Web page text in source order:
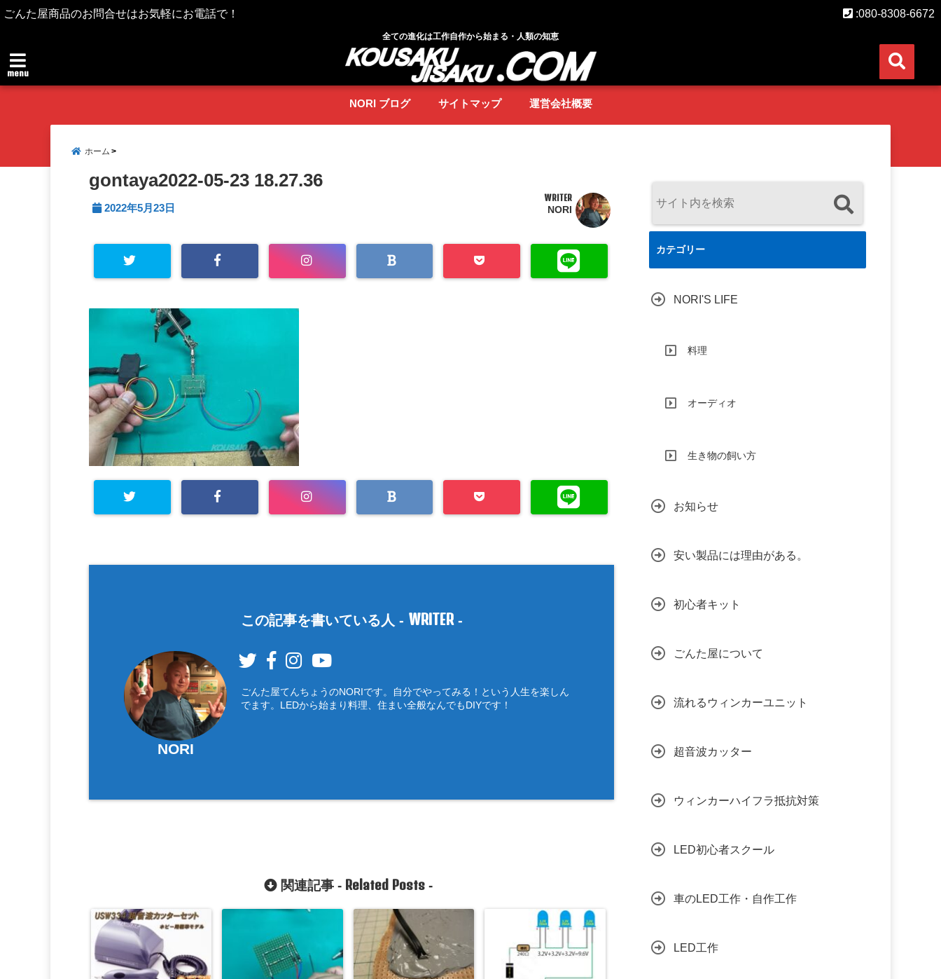
ごんた屋商品のお問合せはお気軽にお電話で！ :080-8308-6672
全ての進化は工作自作から始まる・人類の知恵
menu
NORI ブログ サイトマップ 運営会社概要
ホーム
gontaya2022-05-23 18.27.36
2022年5月23日
WRITER
NORI
この記事を書いている人 - WRITER-
NORI
ごんた屋てんちょうのNORIです。自分でやってみる！という人生を楽しん
でます。LEDから始まり料理、住まい全般なんでもDIYです！
関連記事 - Related Posts-
カテゴリー
NORI'S LIFE
料理
オーディオ
生き物の飼い方
お知らせ
安い製品には理由がある。
初心者キット
ごんた屋について
流れるウィンカーユニット
超音波カッター
ウィンカーハイフラ抵抗対策
LED初心者スクール
車のLED工作・自作工作
LED工作